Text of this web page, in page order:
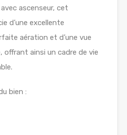
ascenseur, cet
d’une excellente
aération et d’une vue
offrant ainsi un cadre de vie
bien :